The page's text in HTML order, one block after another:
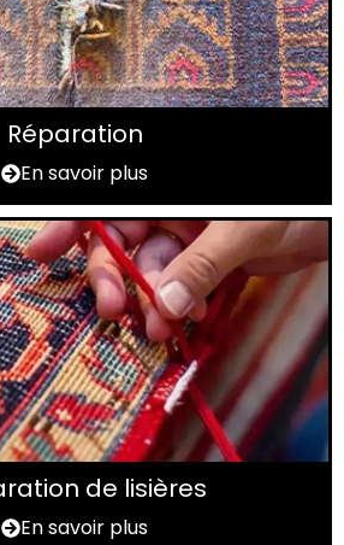
Réparation
En savoir plus
de lisières
En savoir plus